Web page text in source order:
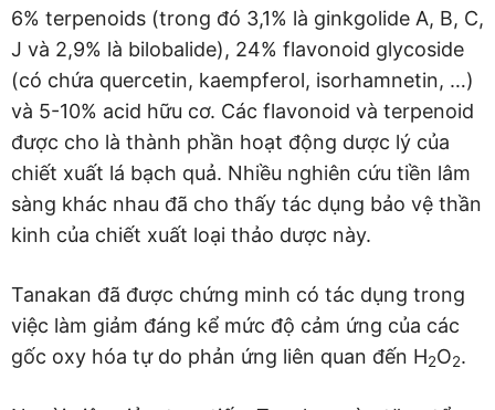
6% terpenoids (trong đó 3,1% là ginkgolide A, B, C,
J và 2,9% là bilobalide), 24% flavonoid glycoside
(có chứa quercetin, kaempferol, isorhamnetin, …)
và 5-10% acid hữu cơ. Các flavonoid và terpenoid
được cho là thành phần hoạt động dược lý của
chiết xuất lá bạch quả. Nhiều nghiên cứu tiền lâm
sàng khác nhau đã cho thấy tác dụng bảo vệ thần
kinh của chiết xuất loại thảo dược này.
Tanakan đã được chứng minh có tác dụng trong
việc làm giảm đáng kể mức độ cảm ứng của các
gốc oxy hóa tự do phản ứng liên quan đến H2O2.